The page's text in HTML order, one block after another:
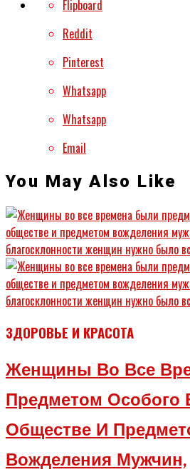
Flipboard
Reddit
Pinterest
Whatsapp
Whatsapp
Email
You May Also Like
ЗДОРОВЬЕ И КРАСОТА
Женщины Во Все
Предметом Особого
Обществе И
Вожделения Мужчин,